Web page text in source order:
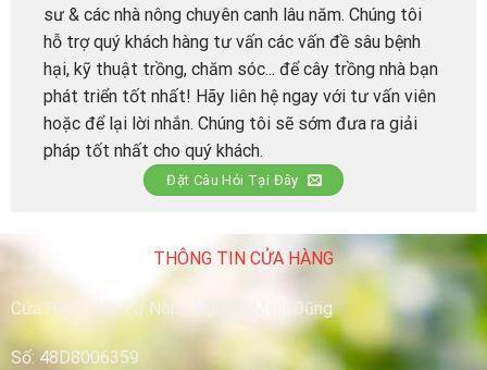
sư & các nhà nông chuyên canh lâu năm. Chúng tôi
hỗ trợ quý khách hàng tư vấn các vấn đề sâu bệnh
hại, kỹ thuật trồng, chăm sóc... để cây trồng nhà bạn
phát triển tốt nhất! Hãy liên hệ ngay với tư vấn viên
hoặc để lại lời nhắn. Chúng tôi sẽ sớm đưa ra giải
pháp tốt nhất cho quý khách.
Đặt Câu Hỏi Tại Đây
THÔNG TIN CỬA HÀNG
Cửa Hàng Vật Tư Nông Nghiệp Minh Dũng
Số: 48D8006359